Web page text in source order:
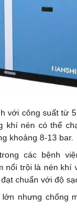
với công suất từ
khí nén có thể
khoảng 8-13 bar.
các bệnh
nổi trội là nén khí
chuẩn với độ
nhưng chống